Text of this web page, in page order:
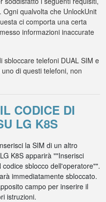
qualvolta che UnlockUnit
ci comporta una certa
informazioni inaccurate
sbloccare telefoni DUAL SIM e
di questi telefoni, non
CODICE DI
LG K8S
la SIM di un altro
K8S apparirà ""Inserisci
sblocco dell'operatore"".
immediatamente sbloccato.
campo per inserire il
istruzioni.